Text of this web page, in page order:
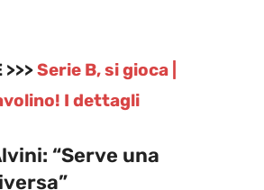
>>>Serie B, si gioca |
I dettagli
“Serve una